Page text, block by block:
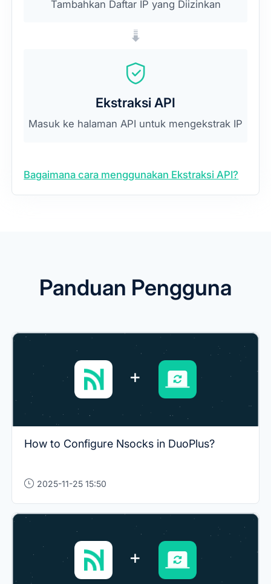
Tambahkan Daftar IP yang Diizinkan
Ekstraksi API
Masuk ke halaman API untuk mengekstrak IP
Bagaimana cara menggunakan Ekstraksi API?
Panduan Pengguna
How to Configure Nsocks in DuoPlus?
2025-11-25 15:50